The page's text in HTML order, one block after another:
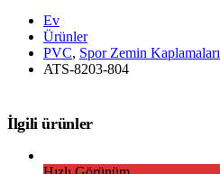
Ev
Ürünler
PVC, Spor Zemin Kaplamaları
ATS-8203-804
İlgili ürünler